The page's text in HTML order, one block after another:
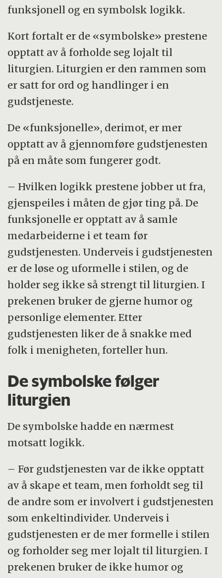
funksjonell og en symbolsk logikk.
Kort fortalt er de «symbolske» prestene
opptatt av å forholde seg lojalt til
liturgien. Liturgien er den rammen som
er satt for ord og handlinger i en
gudstjeneste.
De «funksjonelle», derimot, er mer
opptatt av å gjennomføre gudstjenesten
på en måte som fungerer godt.
– Hvilken logikk prestene jobber ut fra,
gjenspeiles i måten de gjør ting på. De
funksjonelle er opptatt av å samle
medarbeiderne i et team før
gudstjenesten. Underveis i gudstjenesten
er de løse og uformelle i stilen, og de
holder seg ikke så strengt til liturgien. I
prekenen bruker de gjerne humor og
personlige elementer. Etter
gudstjenesten liker de å snakke med
folk i menigheten, forteller hun.
De symbolske følger
liturgien
De symbolske hadde en nærmest
motsatt logikk.
– Før gudstjenesten var de ikke opptatt
av å skape et team, men forholdt seg til
de andre som er involvert i gudstjenesten
som enkeltindivider. Underveis i
gudstjenesten er de mer formelle i stilen
og forholder seg mer lojalt til liturgien. I
prekenen bruker de ikke humor og